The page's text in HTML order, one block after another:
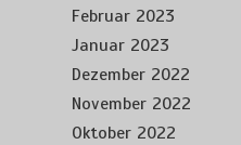
Februar 2023
Januar 2023
Dezember 2022
November 2022
Oktober 2022